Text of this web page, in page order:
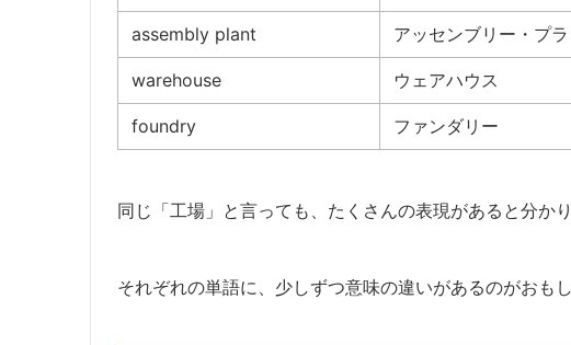
assembly plant アッセンブリー・プラ
warehouse ウェアハウス
foundry ファンダリー
同じ「工場」と言っても、たくさんの表現があると分かり
それぞれの単語に、少しずつ意味の違いがあるのがおもし